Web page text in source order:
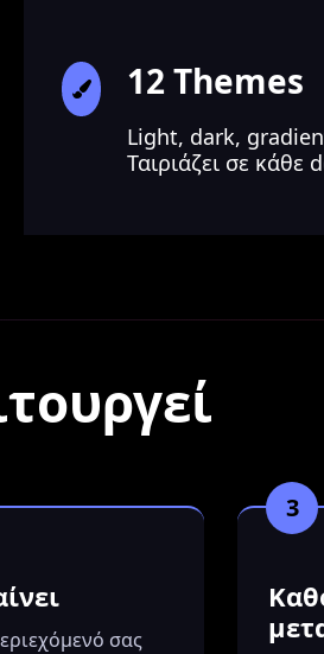
12 Themes
Light, dark,
Ταιριάζει σε κάθε
σας
3